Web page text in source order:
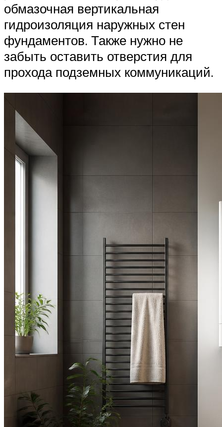
обмазочная вертикальная
гидроизоляция наружных стен
фундаментов. Также нужно не
забыть оставить отверстия для
прохода подземных коммуникаций.